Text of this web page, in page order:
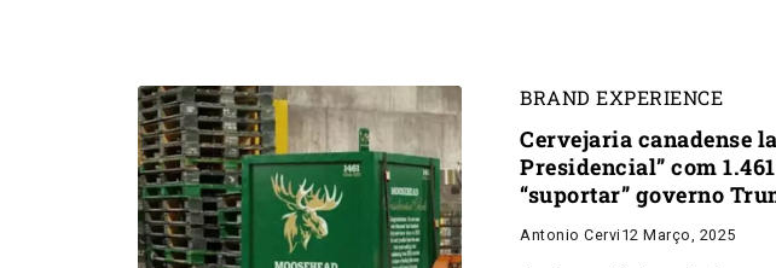
BRAND EXPERIENCE
Cervejaria canadense
Presidencial” com
“suportar” governo
Antonio Cervi 12 Março, 2025